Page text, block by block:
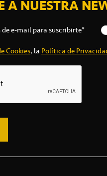
A NUESTRA
e-mail para suscribirte*
Cookies, la Política de